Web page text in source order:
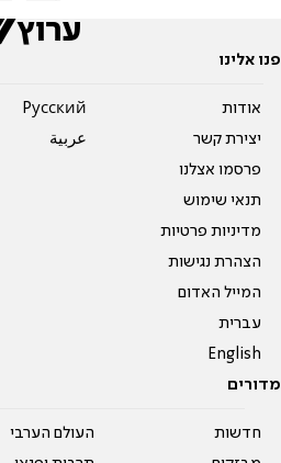
פנו אלינו
אודות
יצירת קשר
פרסמו אצלנו
תנאי שימוש
מדיניות פרטיות
הצהרת נגישות
המייל האדום
עברית
English
Pусский
عربية
מדורים
חדשות
העולם הערבי